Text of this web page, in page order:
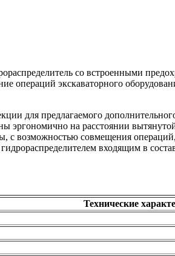
со встроенными
операций экскаваторного
для предлагаемого
эргономично на расстоянии
с возможностью совмещения
входящим в
Технические